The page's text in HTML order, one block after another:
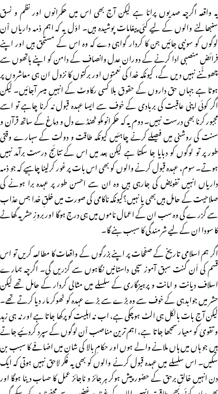
یہ واقعہ اگرچہ صدیوں پرانا ہے لیکن آج بھی اس میں حکمرانوں اور نظم و نسق
سنبھالنے والوں کے لیے کئی پیغامات پوشیدہ ہیں۔ اوّل یہ کہ اہم ذمہ داریاں اْن
لوگوں کو سونپی جائیں جن کا کردار گواہی دے کہ وہ اس کے مستحق ہیں اور اپنے
فرائضِِ منصبی ادا کرنے کے دوران عدل وانصاف کے دامن کو اپنے ہاتھوں سے
چھوٹنے نہیں دیں گے، کیونکہ خدا کی نعمتوں اور برکتوں کا نزول ان ہی معاشروں پر
ہوتا ہے جہاں حق داروں کے حقوق بلا کسی رکاوٹ کے انہیں میسر آجائیں۔ لیکن
اگر کوئی اپنی عاقبت کی بربادی کے خوف سے ایسا عہدہ قبول نہ کرنا چاہے تو اسے
مجبور کرنا بھی درست نہیں۔ دوم یہ کہ حکمرانوںکو ٹھنڈے دل و دماغ کے ساتھ قرآن و
سنت کی روشنی میں فیصلے کرنے چاہئیں کیونکہ طاقت و دولت کے سہارے وقتی
طور پر تو لوگوں کو دبایا جا سکتا ہے لیکن بعد میں اس کے نتائج درست برآمد نہیں
ہوتے۔ سوم، عہدہ قبول کرنے والوں کو بھی اس بات پر غور کرلینا چاہیے کہ جو ذمہ
داریاں انہیں تفویض کی جارہی ہیں وہ ان سے احسن طور پر عہدہ برا ہونے کی
صلاحیت کے حامل ہیں بھی یا نہیں؟کیونکہ ناکامی کی صورت میں خلقِ خدا جس عذاب
سے گزرے گی وہ سب ان کے اعمال ناموں میں ہی درج ہوگا اور بروزِ حشر یہ گھاٹے
کا سودا ان کے لیے شرمندگی کا سبب بنے گا۔
اگر ہم اسلامی تاریخ کے صفحات پر اپنے بزرگوں کے واقعات کا مطالعہ کریں تو اس
قسم کی اَن گنت سبق آموز سچی داستانیں نگاہوں سے گزریں گی۔ اگرچہ ہمارے
اسلاف دیانت و امانت و پرہیزگاری کے سلسلے میں مثالی کردار کے حامل تھے لیکن
حشر میں جوابدہی کے خوف سے وہ بڑے سے بڑے عہدہ کو ٹھوکر مار دیا کرتے تھے۔
لیکن آج بات بالکل ہی الٹ ہوچکی ہے، اب نہ اہلیت کو پرکھا جاتا ہے اور نہ ہی زہد
و تقویٰ کو معیار سمجھا جاتا ہے، اہم ترین مناصب اْن لوگوں کے سپرد کردئیے جاتے
ہیں جو ہاں میں ہاں ملانے والے ہوں اور حکامِ بالا کی شان میں اضافے کا سبب بن
سکیں۔ اس سلسلے میں عہدہ قبول کرنے والوں کو بھی یہ فکر لاحق نہیں ہوتی کہ ایک
دن انہیں خالقِ برحق کے حضور پیش ہوکر ہر جائز و ناجائز عمل کا حساب دینا ہوگا اور